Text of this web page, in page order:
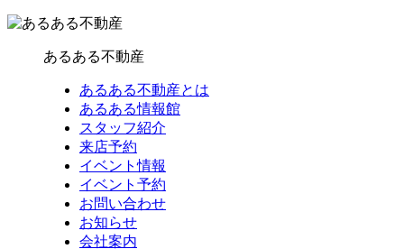
あるある不動産
あるある不動産とは
あるある情報館
スタッフ紹介
来店予約
イベント情報
イベント予約
お問い合わせ
お知らせ
会社案内